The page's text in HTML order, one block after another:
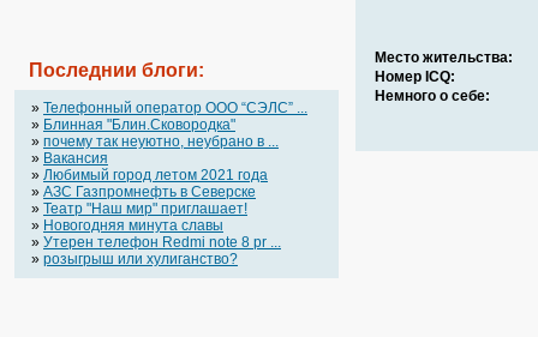
Последнии блоги:
» Телефонный оператор OOO “СЭЛС” ...
» Блинная "Блин.Сковородка"
» почему так неуютно, неубрано в ...
» Вакансия
» Любимый город летом 2021 года
» АЗС Газпромнефть в Северске
» Театр "Наш мир" приглашает!
» Новогодняя минута славы
» Утерен телефон Redmi note 8 pr ...
» розыгрыш или хулиганство?
Место жительства:
Номер ICQ:
Немного о себе: